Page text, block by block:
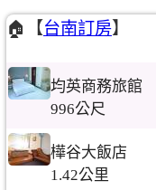
🏠【台南訂房】
均英商務旅館
996公尺
樺谷大飯店
1.42公里